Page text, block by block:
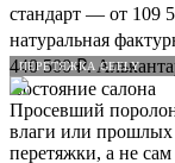
ПЕРЕТЯЖКА GEELY
стандарт — от 109
натуральная
440 500 ₽.
Состояние салона
Просевший
влаги или прошлых
перетяжки, а не